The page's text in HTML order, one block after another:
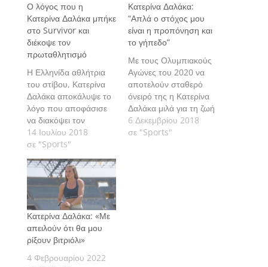
Ο λόγος που η
Κατερίνα Δαλάκα μπήκε
στο Survivor και
διέκοψε τον
πρωταθλητισμό
Η Ελληνίδα αθλήτρια
του στίβου, Κατερίνα
Δαλάκα αποκάλυψε το
λόγο που αποφάσισε
να διακόψει τον
πρωταθλητισμό για να
μπει στο Survivor.
14 Ιουλίου 2018
σε "Sports"
Κατερίνα Δαλάκα:
“Απλά ο στόχος μου
είναι η προπόνηση και
το γήπεδο”
Με τους Ολυμπιακούς
Αγώνες του 2020 να
αποτελούν σταθερό
όνειρό της η Κατερίνα
Δαλάκα μιλά για τη ζωή
του πρωταθλητή και
όσα κέρδισε από το
6 Δεκεμβρίου 2018
σε "Sports"
Κατερίνα Δαλάκα: «Με
απειλούν ότι θα μου
ρίξουν βιτριόλι»
4 Φεβρουαρίου 2022